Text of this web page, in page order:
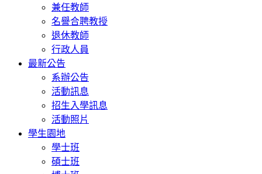
兼任教師
名譽合聘教授
退休教師
行政人員
最新公告
系辦公告
活動訊息
招生入學訊息
活動照片
學生園地
學士班
碩士班